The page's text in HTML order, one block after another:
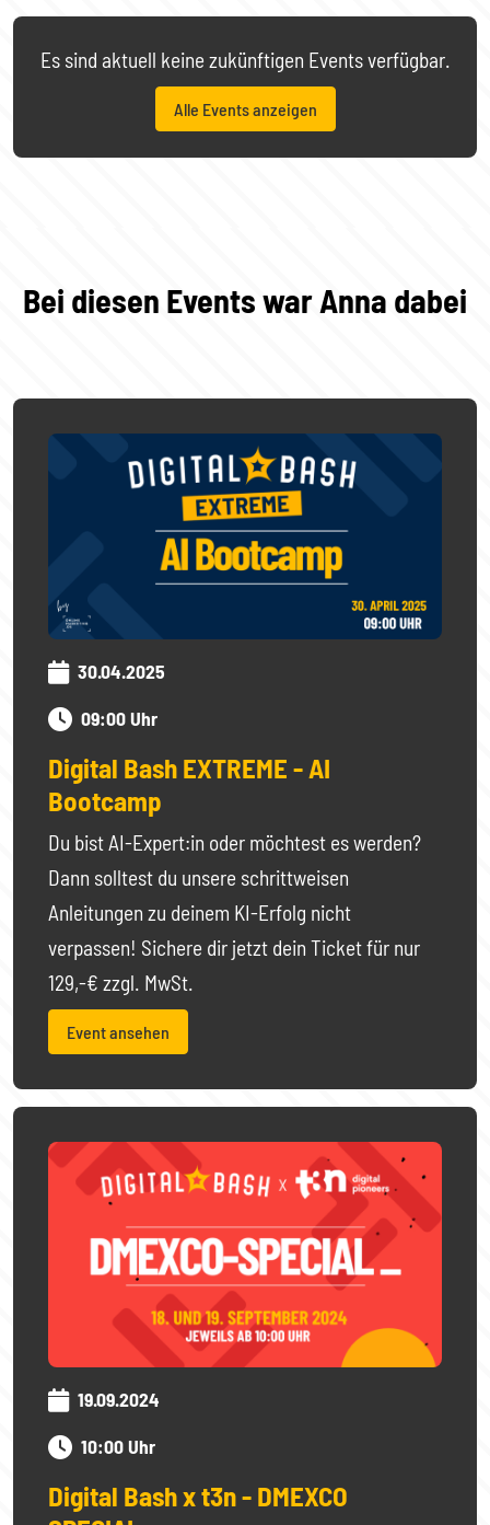
Es sind aktuell keine zukünftigen Events verfügbar.
Alle Events anzeigen
Bei diesen Events war Anna dabei
30.04.2025
09:00 Uhr
Digital Bash EXTREME - AI
Bootcamp
Du bist AI-Expert:in oder möchtest es werden?
Dann solltest du unsere schrittweisen
Anleitungen zu deinem KI-Erfolg nicht
verpassen! Sichere dir jetzt dein Ticket für nur
129,-€ zzgl. MwSt.
Event ansehen
19.09.2024
10:00 Uhr
Digital Bash x t3n - DMEXCO